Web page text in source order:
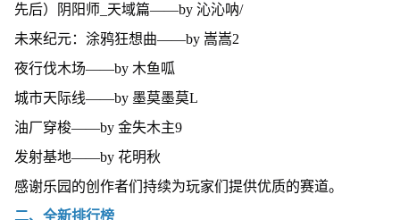
先后）阴阳师_天域篇——by 沁沁呐/
未来纪元：涂鸦狂想曲——by 嵩嵩2
夜行伐木场——by 木鱼呱
城市天际线——by 墨莫墨莫L
油厂穿梭——by 金失木主9
发射基地——by 花明秋
感谢乐园的创作者们持续为玩家们提供优质的赛道。
二、全新排行榜